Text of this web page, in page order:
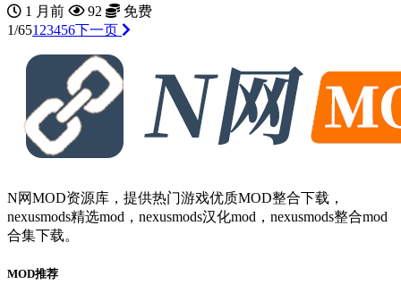
1 月前 92
免费
1/65123456下一页
N网MOD资源库，提供热门游戏优质MOD整合下载，
nexusmods精选mod，nexusmods汉化mod，nexusmods整合mod
合集下载。
MOD推荐